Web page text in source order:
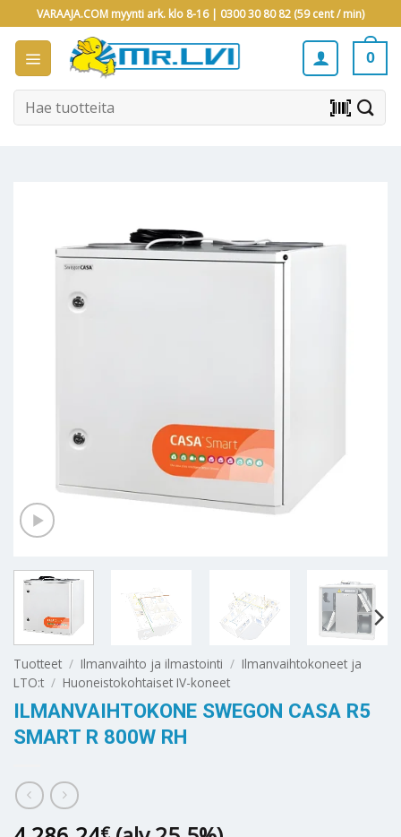
to
content
VARAAJA.COM myynti ark. klo 8-16 | 0300 30 80 82 (59 cent / min)
0
Etsi: barcode_scanner
Tuotteet / Ilmanvaihto ja ilmastointi / Ilmanvaihtokoneet ja
LTO:t / Huoneistokohtaiset IV-koneet
ILMANVAIHTOKONE SWEGON CASA R5
SMART R 800W RH
€